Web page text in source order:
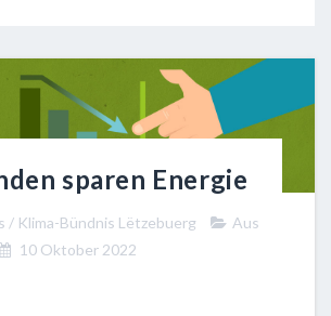
sparen Energie
/ Klima-Bündnis Lëtzebuerg
Aus
10 Oktober 2022